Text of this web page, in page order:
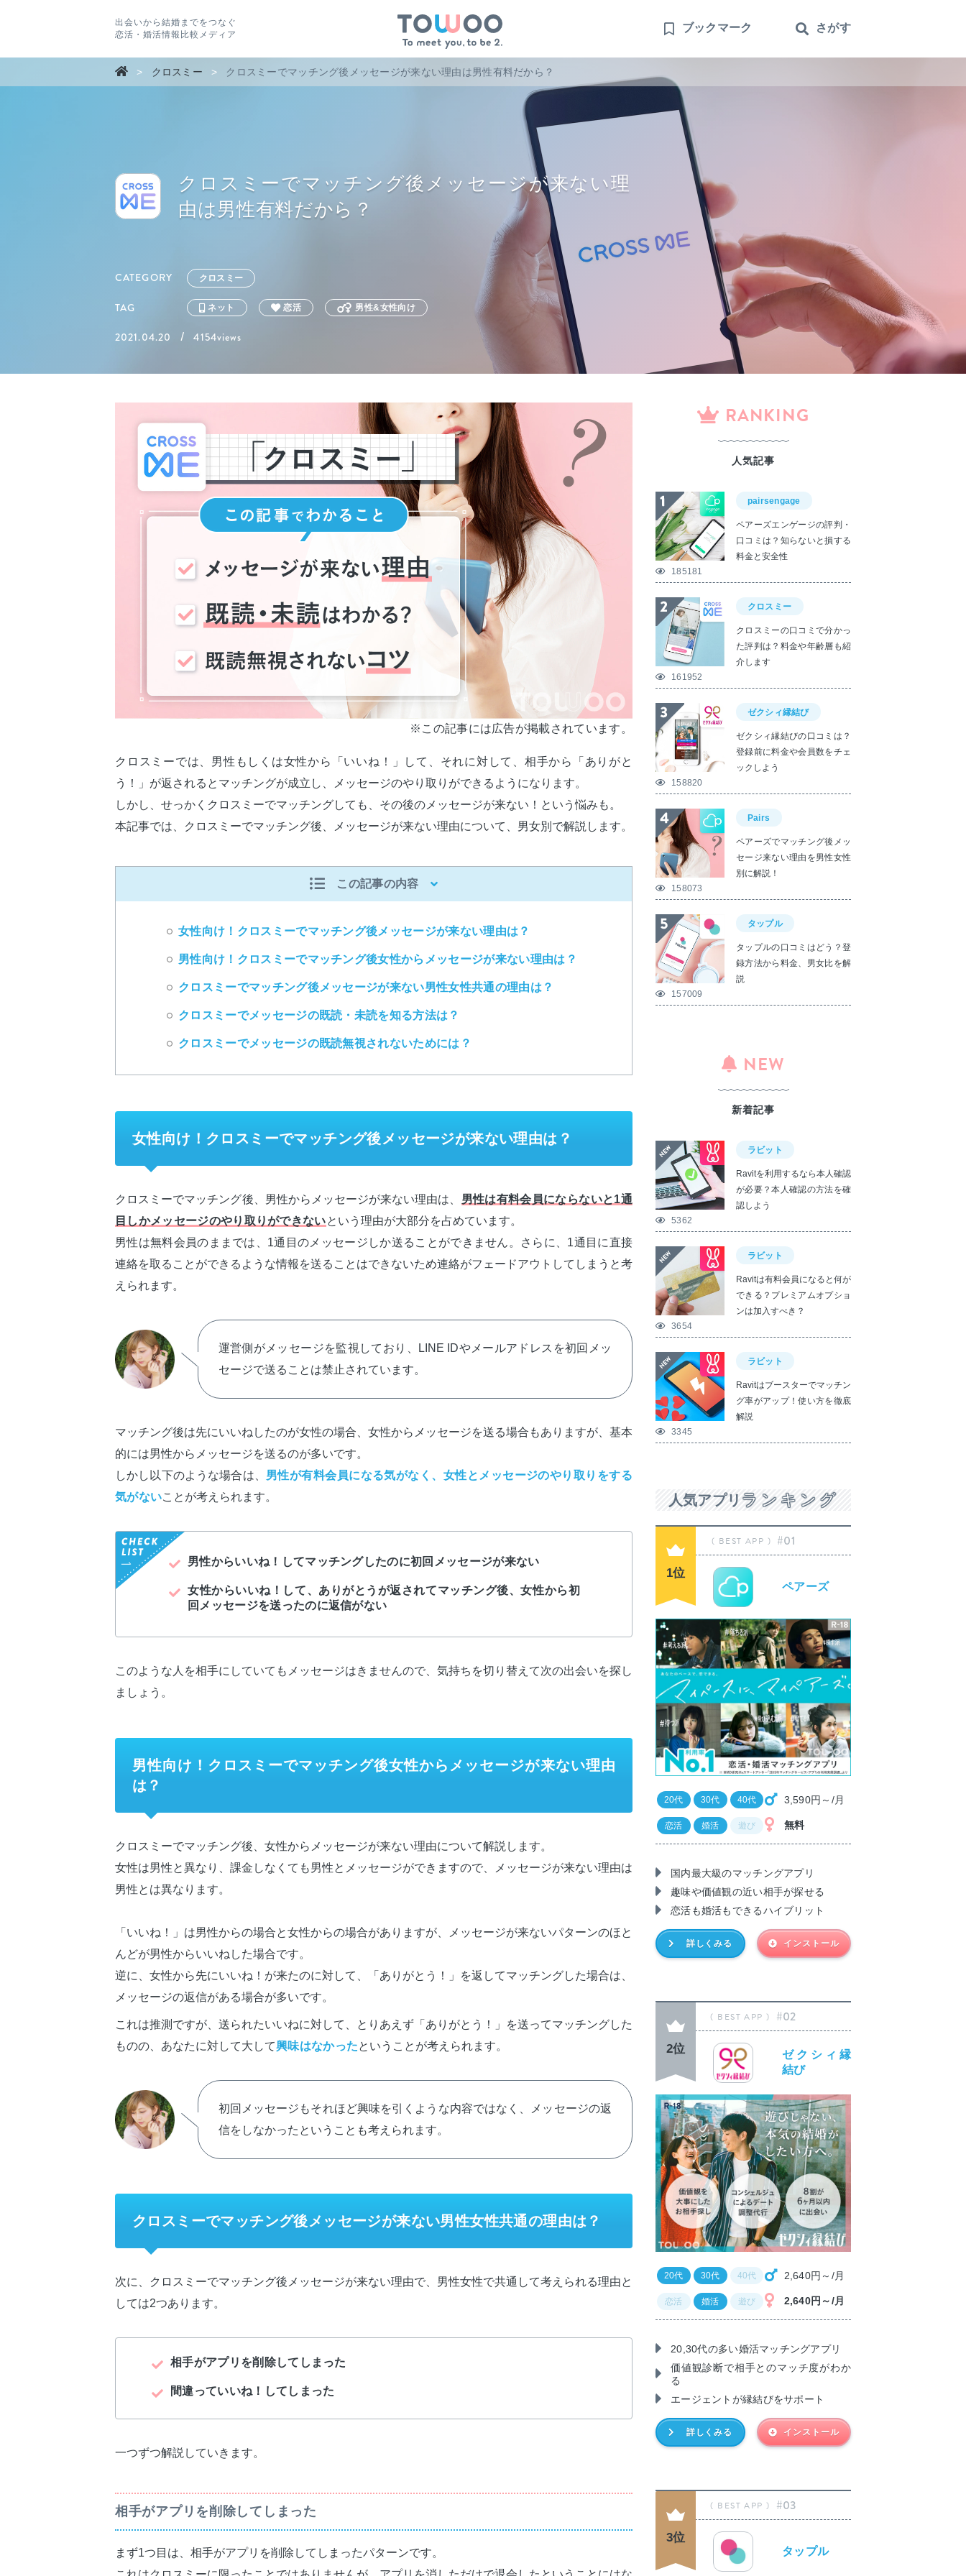
出会いから結婚までをつなぐ
恋活・婚活情報比較メディア
ブックマーク さがす
> クロスミー > クロスミーでマッチング後メッセージが来ない理由は男性有料だから？
クロスミーでマッチング後メッセージが来ない理
由は男性有料だから？
CATEGORY クロスミー
TAG ネット 恋活 男性&女性向け
2021.04.20 /4154views
※この記事には広告が掲載されています。
クロスミーでは、男性もしくは女性から「いいね！」して、それに対して、相手から「ありがと
う！」が返されるとマッチングが成立し、メッセージのやり取りができるようになります。
しかし、せっかくクロスミーでマッチングしても、その後のメッセージが来ない！という悩みも。
本記事では、クロスミーでマッチング後、メッセージが来ない理由について、男女別で解説します。
この記事の内容
女性向け！クロスミーでマッチング後メッセージが来ない理由は？
男性向け！クロスミーでマッチング後女性からメッセージが来ない理由は？
クロスミーでマッチング後メッセージが来ない男性女性共通の理由は？
クロスミーでメッセージの既読・未読を知る方法は？
クロスミーでメッセージの既読無視されないためには？
女性向け！クロスミーでマッチング後メッセージが来ない理由は？
クロスミーでマッチング後、男性からメッセージが来ない理由は、 男性は有料会員にならないと1通
目しかメッセージのやり取りができないという理由が大部分を占めています。
男性は無料会員のままでは、1通目のメッセージしか送ることができません。さらに、1通目に直接
連絡を取ることができるような情報を送ることはできないため連絡がフェードアウトしてしまうと考
えられます。
運営側がメッセージを監視しており、LINE IDやメールアドレスを初回メッ
セージで送ることは禁止されています。
マッチング後は先にいいねしたのが女性の場合、女性からメッセージを送る場合もありますが、基本
的には男性からメッセージを送るのが多いです。
しかし以下のような場合は、 男性が有料会員になる気がなく、女性とメッセージのやり取りをする
気がないことが考えられます。
男性からいいね！してマッチングしたのに初回メッセージが来ない
女性からいいね！して、ありがとうが返されてマッチング後、女性から初
回メッセージを送ったのに返信がない
このような人を相手にしていてもメッセージはきませんので、気持ちを切り替えて次の出会いを探し
ましょう。
男性向け！クロスミーでマッチング後女性からメッセージが来ない理由
は？
クロスミーでマッチング後、女性からメッセージが来ない理由について解説します。
女性は男性と異なり、課金しなくても男性とメッセージができますので、メッセージが来ない理由は
男性とは異なります。
「いいね！」は男性からの場合と女性からの場合がありますが、メッセージが来ないパターンのほと
んどが男性からいいねした場合です。
逆に、女性から先にいいね！が来たのに対して、「ありがとう！」を返してマッチングした場合は、
メッセージの返信がある場合が多いです。
これは推測ですが、送られたいいねに対して、とりあえず「ありがとう！」を送ってマッチングした
ものの、あなたに対して大して興味はなかったということが考えられます。
初回メッセージもそれほど興味を引くような内容ではなく、メッセージの返
信をしなかったということも考えられます。
クロスミーでマッチング後メッセージが来ない男性女性共通の理由は？
次に、クロスミーでマッチング後メッセージが来ない理由で、男性女性で共通して考えられる理由と
しては2つあります。
相手がアプリを削除してしまった
間違っていいね！してしまった
一つずつ解説していきます。
相手がアプリを削除してしまった
まず1つ目は、相手がアプリを削除してしまったパターンです。
RANKING
人気記事
185181
pairsengage
ペアーズエンゲージの評判・
口コミは？知らないと損する
料金と安全性
161952
クロスミー
クロスミーの口コミで分かっ
た評判は？料金や年齢層も紹
介します
158820
ゼクシィ縁結び
ゼクシィ縁結びの口コミは？
登録前に料金や会員数をチェ
ックしよう
158073
Pairs
ペアーズでマッチング後メッ
セージ来ない理由を男性女性
別に解説！
157009
タップル
タップルの口コミはどう？登
録方法から料金、男女比を解
説
NEW
新着記事
5362
ラビット
Ravitを利用するなら本人確認
が必要？本人確認の方法を確
認しよう
3654
ラビット
Ravitは有料会員になると何が
できる？プレミアムオプショ
ンは加入すべき？
3345
ラビット
Ravitはブースターでマッチン
グ率がアップ！使い方を徹底
解説
人気アプリ ランキング
1位
#01
ペアーズ
国内最大級のマッチングアプリ
趣味や価値観の近い相手が探せる
恋活も婚活もできるハイブリット
20代 30代 40代
恋活 婚活 遊び
3,590円～/月
無料
詳しくみる インストール
2位
#02
ゼクシィ縁
結び
20,30代の多い婚活マッチングアプリ
価値観診断で相手とのマッチ度がわか
る
エージェントが縁結びをサポート
20代 30代 40代
恋活 婚活 遊び
2,640円～/月
2,640円～/月
詳しくみる インストール
3位
#03
タップル